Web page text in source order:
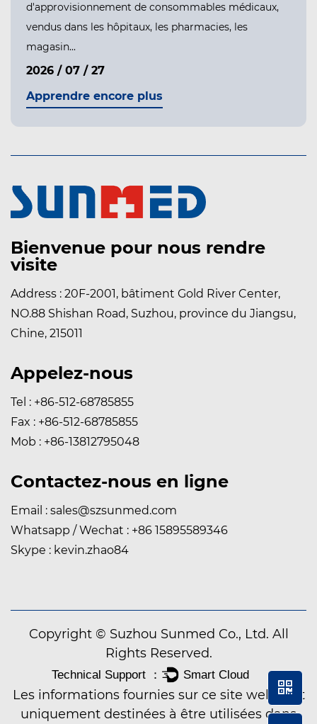
conçus pour former un joint solide et flexible sur une
plaie, et ce joint est la seule raison po...
2026 / 08 / 05
Apprendre encore plus
Bienvenue pour nous rendre
visite
Address : 20F-2001, bâtiment Gold River Center,
NO.88 Shishan Road, Suzhou, province du Jiangsu,
Chine, 215011
Appelez-nous
Tel : +86-512-68785855
Fax : +86-512-68785855
Mob : +86-13812795048
Contactez-nous en ligne
Email : sales@szsunmed.com
Whatsapp / Wechat : +86 15895589346
Skype : kevin.zhao84
Copyright © Suzhou Sunmed Co., Ltd. All
Rights Reserved.
Les informations fournies sur ce site web sont
uniquement destinées à être utilisées dans